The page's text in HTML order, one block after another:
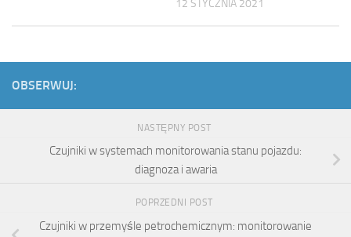
12 STYCZNIA 2021
OBSERWUJ:
NASTĘPNY POST
Czujniki w systemach monitorowania stanu pojazdu:
diagnoza i awaria
POPRZEDNI POST
Czujniki w przemyśle petrochemicznym: monitorowanie